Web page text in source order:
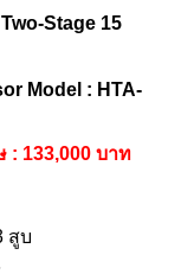
Two-Stage 15
Model : HTA-
: 133,000 บาท
สูบ